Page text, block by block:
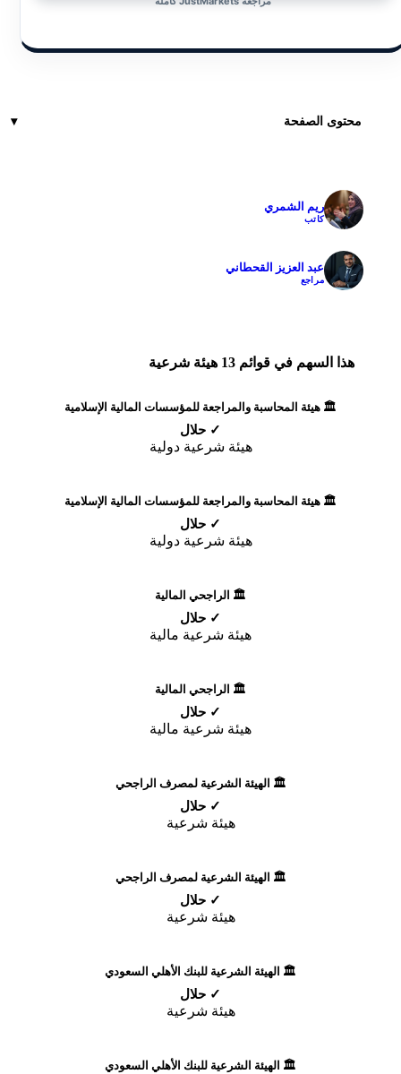
محتوى الصفحة
ريم الشمري
كاتب
عبد العزيز القحطاني
مراجع
هذا السهم في قوائم 13 هيئة شرعية
🏛️ هيئة المحاسبة والمراجعة للمؤسسات المالية الإسلامية
✓ حلال
هيئة شرعية دولية
🏛️ هيئة المحاسبة والمراجعة للمؤسسات المالية الإسلامية
✓ حلال
هيئة شرعية دولية
🏛️ الراجحي المالية
✓ حلال
هيئة شرعية مالية
🏛️ الراجحي المالية
✓ حلال
هيئة شرعية مالية
🏛️ الهيئة الشرعية لمصرف الراجحي
✓ حلال
هيئة شرعية
🏛️ الهيئة الشرعية لمصرف الراجحي
✓ حلال
هيئة شرعية
🏛️ الهيئة الشرعية للبنك الأهلي السعودي
✓ حلال
هيئة شرعية
🏛️ الهيئة الشرعية للبنك الأهلي السعودي